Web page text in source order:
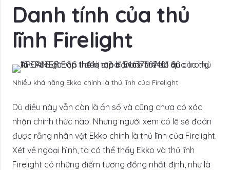
Danh tính của thủ
lĩnh Firelight
Nhiều khả năng Ekko chính là thủ lĩnh của Firelight
Dù điều này vẫn còn là ẩn số và cũng chưa có xác
nhận chính thức nào. Nhưng người xem có lẽ sẽ đoán
được rằng nhân vật Ekko chính là thủ lĩnh của Firelight.
Xét về ngoại hình, ta có thể thấy Ekko và thủ lĩnh
Firelight có những điểm tương đồng nhất định, như là